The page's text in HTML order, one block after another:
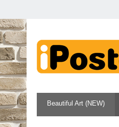
Beautiful Art (NEW)